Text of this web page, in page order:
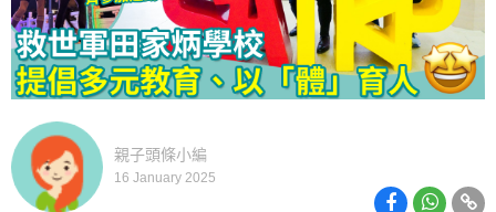
親子頭條小編
16 January 2025